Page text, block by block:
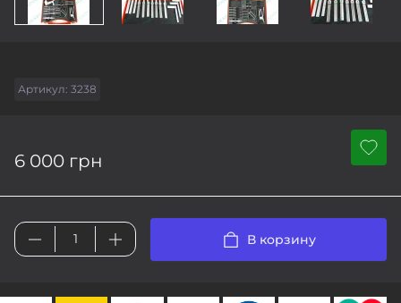
Артикул: 3238
6 000 грн
В корзину